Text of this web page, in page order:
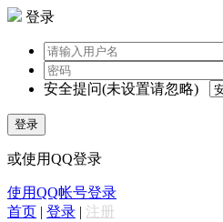
登录
安全提问(未设置请忽略)
登录
或使用QQ登录
使用QQ帐号登录
首页 | 登录 | 注册